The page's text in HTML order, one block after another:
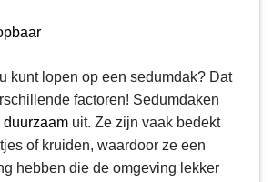
kunt lopen op een sedumdak? Dat
factoren! Sedumdaken
duurzaam uit. Ze zijn vaak bedekt
of kruiden, waardoor ze een
hebben die de omgeving lekker